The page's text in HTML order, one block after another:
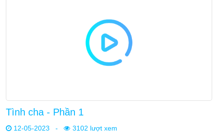
Tình cha - Phần 1
12-05-2023 - 3102 lượt xem